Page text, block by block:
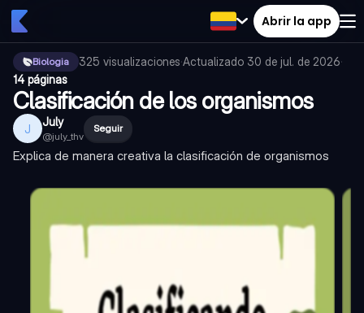
Abrir la app
Biologia 325 visualizaciones·Actualizado 30 de jul. de 2026·
14 páginas
Clasificación de los organismos
J July
@july_thv
Seguir
Explica de manera creativa la clasificación de organismos